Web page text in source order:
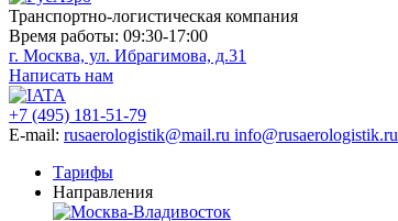
Транспортно-логистическая компания
Время работы: 09:30-17:00
г. Москва, ул. Ибрагимова, д.31
Написать нам
+7 (495) 181-51-79
E-mail: rusaerologistik@mail.ru info@rusaerologistik.ru
Тарифы
Направления